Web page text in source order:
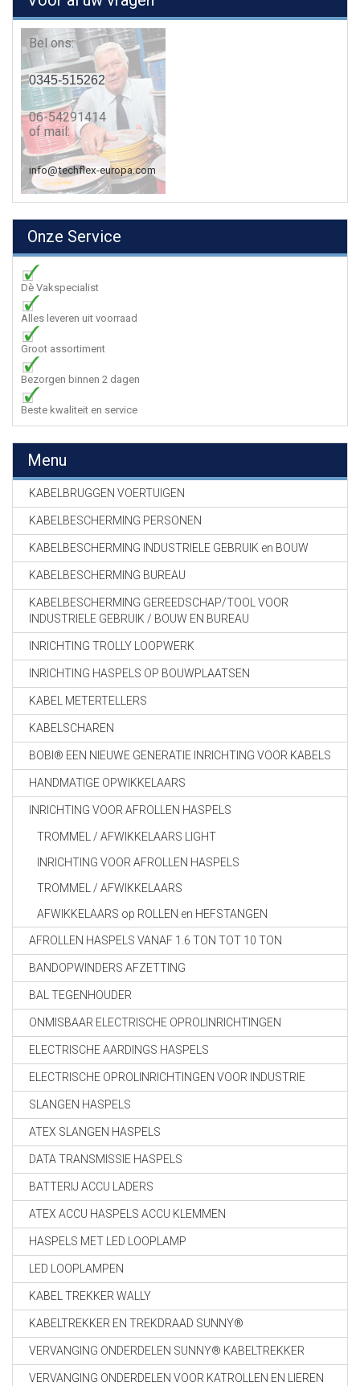
Bel ons:
0345-515262
06-54291414
of mail:
info@techflex-europa.com
Onze Service
Dè Vakspecialist
Alles leveren uit voorraad
Groot assortiment
Bezorgen binnen 2 dagen
Beste kwaliteit en service
Menu
KABELBRUGGEN VOERTUIGEN
KABELBESCHERMING PERSONEN
KABELBESCHERMING INDUSTRIELE GEBRUIK en BOUW
KABELBESCHERMING BUREAU
KABELBESCHERMING GEREEDSCHAP/TOOL VOOR
INDUSTRIELE GEBRUIK / BOUW EN BUREAU
INRICHTING TROLLY LOOPWERK
INRICHTING HASPELS OP BOUWPLAATSEN
KABEL METERTELLERS
KABELSCHAREN
BOBI® EEN NIEUWE GENERATIE INRICHTING VOOR KABELS
HANDMATIGE OPWIKKELAARS
INRICHTING VOOR AFROLLEN HASPELS
TROMMEL / AFWIKKELAARS LIGHT
INRICHTING VOOR AFROLLEN HASPELS
TROMMEL / AFWIKKELAARS
AFWIKKELAARS op ROLLEN en HEFSTANGEN
AFROLLEN HASPELS VANAF 1.6 TON TOT 10 TON
BANDOPWINDERS AFZETTING
BAL TEGENHOUDER
ONMISBAAR ELECTRISCHE OPROLINRICHTINGEN
ELECTRISCHE AARDINGS HASPELS
ELECTRISCHE OPROLINRICHTINGEN VOOR INDUSTRIE
SLANGEN HASPELS
ATEX SLANGEN HASPELS
DATA TRANSMISSIE HASPELS
BATTERIJ ACCU LADERS
ATEX ACCU HASPELS ACCU KLEMMEN
HASPELS MET LED LOOPLAMP
LED LOOPLAMPEN
KABEL TREKKER WALLY
KABELTREKKER EN TREKDRAAD SUNNY®
VERVANGING ONDERDELEN SUNNY® KABELTREKKER
VERVANGING ONDERDELEN VOOR KATROLLEN EN LIEREN